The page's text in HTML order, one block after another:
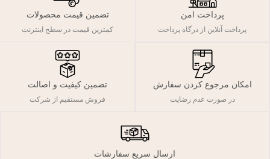
پرداخت امن
پرداخت آنلاین از درگاه پرداخت
تضمین قیمت محصولات
کمترین قیمت در سطح اینترنت
امکان مرجوع کردن سفارش
در صورت عدم رضایت
تضمین کیفیت و اصالت
فروش مستقیم از شرکت
ارسال سریع سفارشات